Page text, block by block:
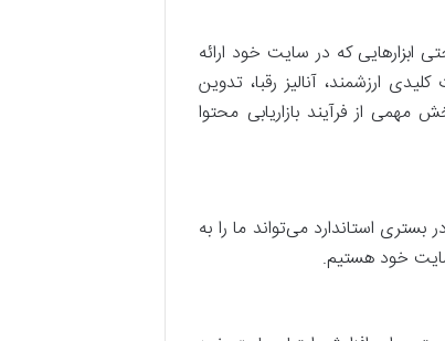
ابزارهایی که در سایت خود ارائه
ارزشمند، آنالیز رقبا، تدوین
از فرآیند بازاریابی محتوا
استاندارد می‌تواند ما را به